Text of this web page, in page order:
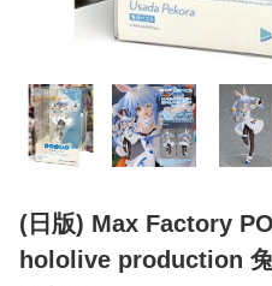
(日版) Max Factory
hololive production